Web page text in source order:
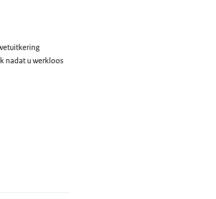
nadat u werkloos